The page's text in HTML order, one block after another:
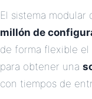
El sistema modular
millón de
de forma flexible
para obtener una
con tiempos de